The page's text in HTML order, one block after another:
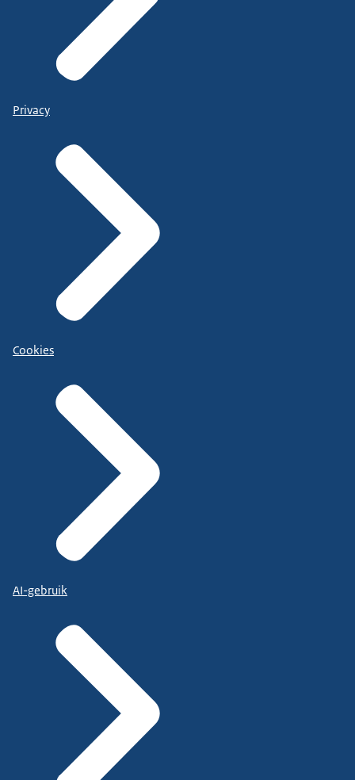
Privacy
Cookies
AI-gebruik